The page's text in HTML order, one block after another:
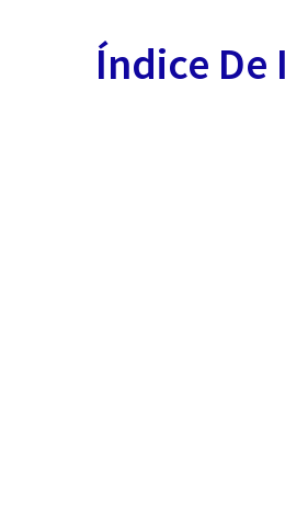
Índice De